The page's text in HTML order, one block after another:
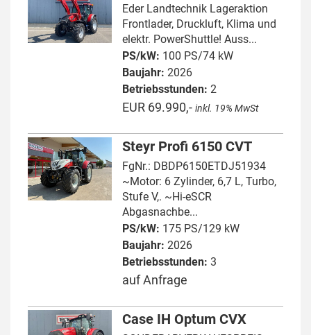
Eder Landtechnik Lageraktion
Frontlader, Druckluft, Klima und
elektr. PowerShuttle! Auss...
PS/kW: 100 PS/74 kW
Baujahr: 2026
Betriebsstunden: 2
EUR 69.990,- inkl. 19% MwSt
Steyr Profi 6150 CVT
FgNr.: DBDP6150ETDJ51934
~Motor: 6 Zylinder, 6,7 L, Turbo,
Stufe V,. ~Hi-eSCR
Abgasnachbe...
PS/kW: 175 PS/129 kW
Baujahr: 2026
Betriebsstunden: 3
auf Anfrage
Case IH Optum CVX